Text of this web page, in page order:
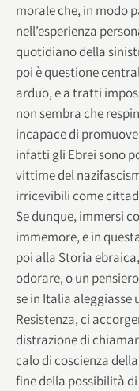
morale che, in modo
nell’esperienza
quotidiano della
poi è questione
arduo, e a tratti
non sembra che
incapace di
infatti gli Ebrei sono
vittime del
irricevibili come
Se dunque, immersi
immemore, e in
poi alla Storia
odorare, o un
se in Italia
Resistenza, ci
distrazione di
calo di coscienza
fine della possibilità